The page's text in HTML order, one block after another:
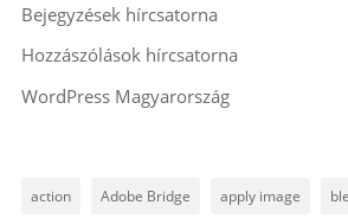
Bejegyzések hírcsatorna
Hozzászólások hírcsatorna
WordPress Magyarország
action Adobe Bridge apply image